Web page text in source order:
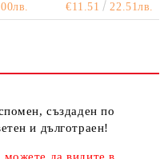
€11.51 22.51лв.
създаден по
и дълготраен!